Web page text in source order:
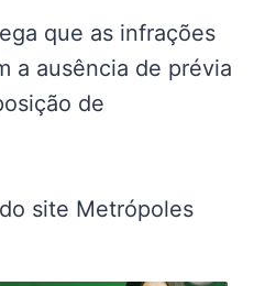
que as infrações
a ausência de prévia
de
site Metrópoles